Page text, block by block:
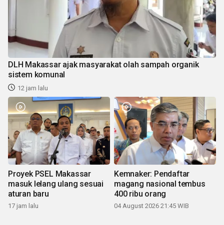
DLH Makassar ajak masyarakat olah sampah organik
sistem komunal
12 jam lalu
Proyek PSEL Makassar
masuk lelang ulang sesuai
aturan baru
17 jam lalu
Kemnaker: Pendaftar
magang nasional tembus
400 ribu orang
04 August 2026 21:45 WIB